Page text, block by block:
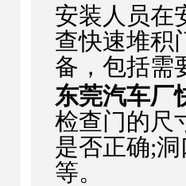
安装人员在
查快速堆积
备，包括需
东莞汽车厂
检查门的尺
是否正确;
等。